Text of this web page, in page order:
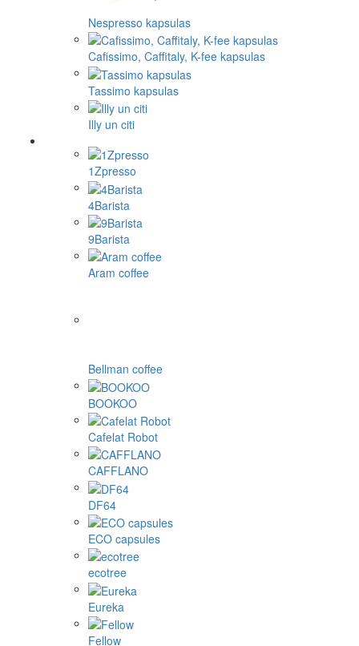
Nespresso kapsulas
Cafissimo, Caffitaly, K-fee kapsulas
Tassimo kapsulas
Illy un citi
1Zpresso
4Barista
9Barista
Aram coffee
Bellman coffee
BOOKOO
Cafelat Robot
CAFFLANO
DF64
ECO capsules
ecotree
Eureka
Fellow